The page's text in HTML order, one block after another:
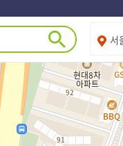
서
제주도